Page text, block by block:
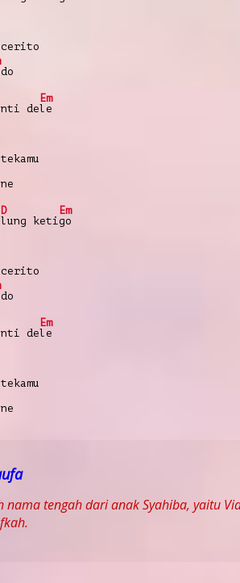
cerito
de
Em
le
D
lung keti
Em
go
cerito
de
Em
le
nama tengah dari anak Syahiba, yaitu